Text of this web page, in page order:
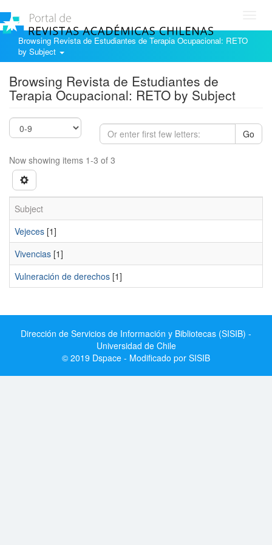
Browsing Revista de Estudiantes de Terapia Ocupacional: RETO
by Subject
Browsing Revista de Estudiantes de
Terapia Ocupacional: RETO by Subject
Go
Now showing items 1-3 of 3
Subject
Vejeces [1]
Vivencias [1]
Vulneración de derechos [1]
Dirección de Servicios de Información y Bibliotecas (SISIB) -
Universidad de Chile
© 2019 Dspace - Modificado por SISIB